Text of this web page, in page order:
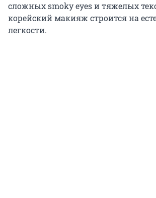
сложных smoky eyes и тяжелых
корейский макияж строится на
легкости.